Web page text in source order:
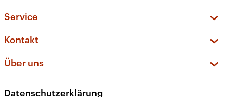
Sendungen und Podcasts
Musikliste
Kakadu – Das Kinderprogramm
Frequenzen (UKW + DAB+)
Service
FAQ
Apps
Newsletter
Kontakt
Social Media
Über uns
Datenschutzerklärung